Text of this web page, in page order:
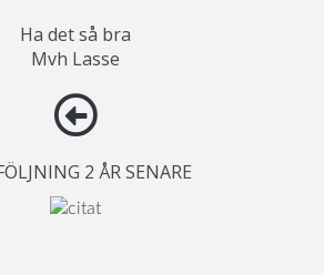
Ha det så bra
Mvh Lasse
2 ÅR SENARE